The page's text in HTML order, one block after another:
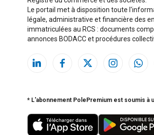
Le portail met à disposition toute
légale, administrative et financière des
immatriculées au RCS : documents
annonces BODACC et procédures
* L'abonnement PolePremium est soumis à